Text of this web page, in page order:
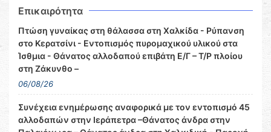
Επικαιρότητα
Πτώση γυναίκας στη θάλασσα στη Χαλκίδα - Ρύπανση
στο Κερατσίνι - Εντοπισμός πυρομαχικού υλικού στα
Ίσθμια - Θάνατος αλλοδαπού επιβάτη Ε/Γ – Τ/Ρ πλοίου
στη Ζάκυνθο –
06/08/26
Συνέχεια ενημέρωσης αναφορικά με τον εντοπισμό 45
αλλοδαπών στην Ιεράπετρα –Θάνατος άνδρα στην